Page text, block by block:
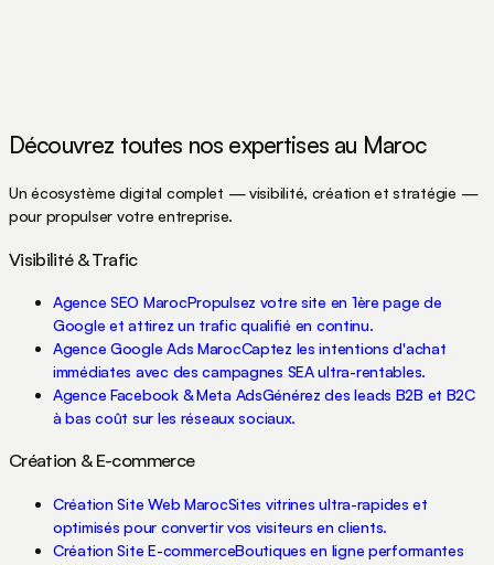
Découvrez toutes nos expertises au Maroc
Un écosystème digital complet — visibilité, création et stratégie —
pour propulser votre entreprise.
Visibilité & Trafic
Agence SEO MarocPropulsez votre site en 1ère page de
Google et attirez un trafic qualifié en continu.
Agence Google Ads MarocCaptez les intentions d'achat
immédiates avec des campagnes SEA ultra-rentables.
Agence Facebook & Meta AdsGénérez des leads B2B et B2C
à bas coût sur les réseaux sociaux.
Création & E-commerce
Création Site Web MarocSites vitrines ultra-rapides et
optimisés pour convertir vos visiteurs en clients.
Création Site E-commerceBoutiques en ligne performantes